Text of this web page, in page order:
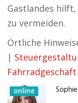
Gastlandes hilft,
zu vermeiden.
Örtliche
|
online Sophie